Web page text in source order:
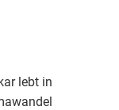
lebt in